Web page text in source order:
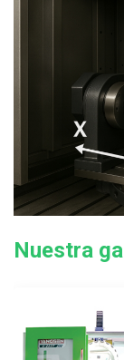
Nuestra